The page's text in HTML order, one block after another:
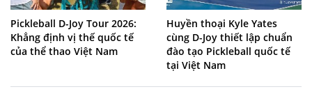
Pickleball D-Joy Tour 2026:
Khẳng định vị thế quốc tế
của thể thao Việt Nam
Huyền thoại Kyle Yates
cùng D-Joy thiết lập chuẩn
đào tạo Pickleball quốc tế
tại Việt Nam